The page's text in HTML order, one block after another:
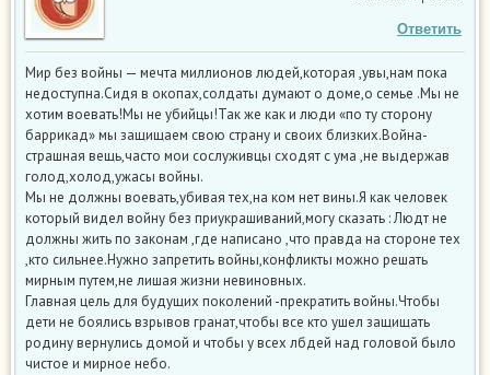
Ответить
Мир без войны — мечта миллионов людей,которая ,увы,нам пока
недоступна.Сидя в окопах,солдаты думают о доме,о семье .Мы не
хотим воевать!Мы не убийцы!Так же как и люди «по ту сторону
баррикад» мы защищаем свою страну и своих близких.Война-
страшная вещь,часто мои сослуживцы сходят с ума ,не выдержав
голод,холод,ужасы войны.
Мы не должны воевать,убивая тех,на ком нет вины.Я как человек
который видел войну без приукрашиваний,могу сказать : Людт не
должны жить по законам ,где написано ,что правда на стороне тех
,кто сильнее.Нужно запретить войны,конфликты можно решать
мирным путем,не лишая жизни невиновных.
Главная цель для будущих поколений -прекратить войны.Чтобы
дети не боялись взрывов гранат,чтобы все кто ушел защищать
родину вернулись домой и чтобы у всех лбдей над головой было
чистое и мирное небо.